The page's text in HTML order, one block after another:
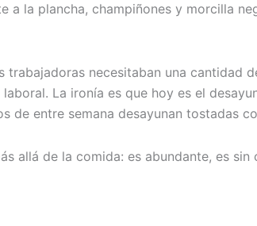
a la plancha, champiñones y morcilla
necesitaban una
La ironía es que hoy es el
entre semana desayunan tostadas
allá de la comida: es abundante, es